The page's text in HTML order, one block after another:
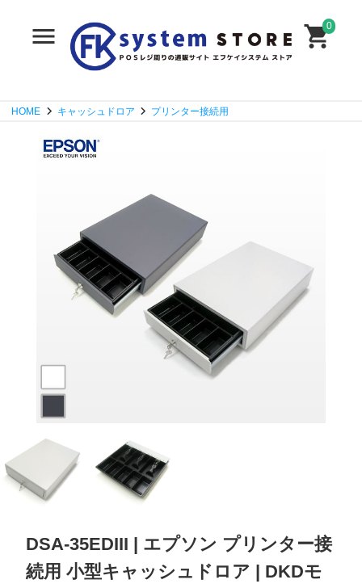
0
HOME キャッシュドロア プリンター接続用
DSA-35EDIII | エプソン プリンター接
続用 小型キャッシュドロア | DKDモ